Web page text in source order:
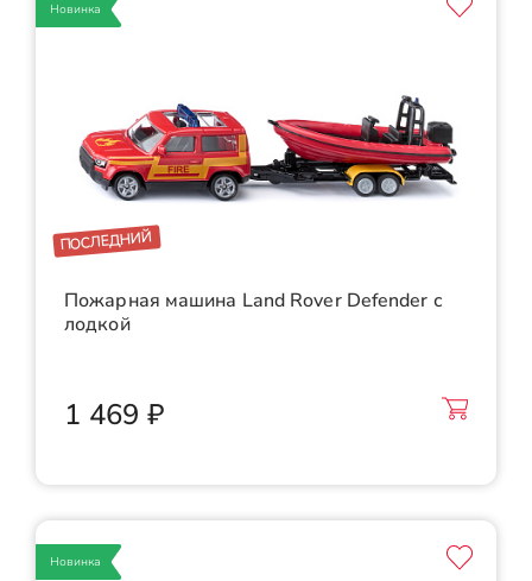
Новинка
ПОСЛЕДНИЙ
Пожарная машина Land Rover Defender с
лодкой
1 469 ₽
Новинка